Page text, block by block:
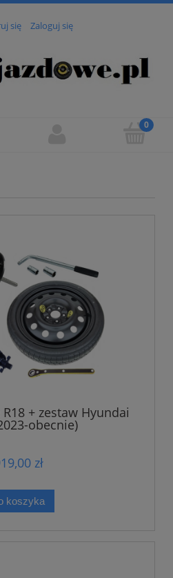
się Zaloguj się
+ zestaw Hyundai
obecnie)
zł
koszyka